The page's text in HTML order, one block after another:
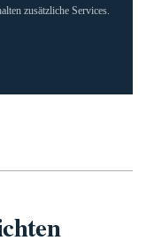
zusätzliche Services.